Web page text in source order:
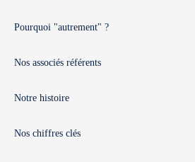
Pourquoi "autrement" ?
Nos associés référents
Notre histoire
Nos chiffres clés